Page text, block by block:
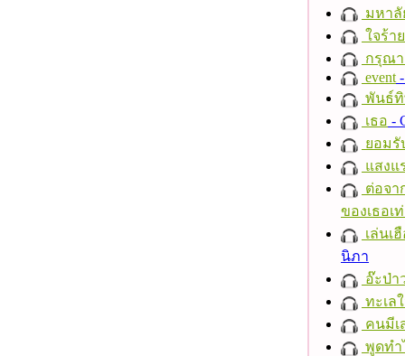
มหาลั
ใจร้าย
กรุณา
event
พันธ์
เธอ -
ยอมรั
แสงแ
ต่อจา
ของเธอเ
เล่นเ
นิภา
อ๊ะป่า
ทะเล
คนมีเ
พูดทำ